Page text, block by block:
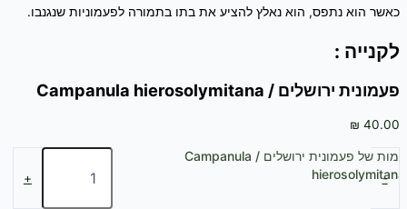
כאשר הוא נתפס, הוא נאלץ להציע את בתו בתמורה לפעמוניות שנגנבו.
לקנייה :
פעמונית ירושלים / Campanula hierosolymitana
₪ 40.00
-
כמות של פעמונית ירושלים / Campanula
hierosolymitana
+